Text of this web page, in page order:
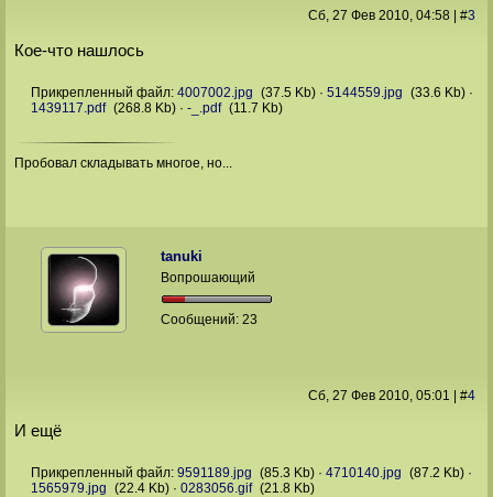
Сб, 27 Фев 2010, 04:58| #3
Кое-что нашлось
Прикрепленный файл: 4007002.jpg (37.5 Kb) · 5144559.jpg (33.6 Kb) ·
1439117.pdf (268.8 Kb) · -_.pdf (11.7 Kb)
Пробовал складывать многое, но...
tanuki
Вопрошающий
Сообщений:23
Сб, 27 Фев 2010, 05:01 #4
И ещё
Прикрепленный файл: 9591189.jpg (85.3 Kb) · 4710140.jpg (87.2 Kb) ·
1565979.jpg (22.4 Kb) · 0283056.gif (21.8 Kb)